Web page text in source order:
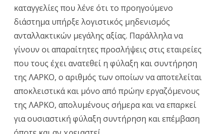
καταγγελίες που λένε ότι το προηγούμενο
διάστημα υπήρξε λογιστικός μηδενισμός
ανταλλακτικών μεγάλης αξίας. Παράλληλα να
γίνουν οι απαραίτητες προσλήψεις στις εταιρείες
που τους έχει ανατεθεί η φύλαξη και συντήρηση
της ΛΑΡΚΟ, ο αριθμός των οποίων να αποτελείται
αποκλειστικά και μόνο από πρώην εργαζόμενους
της ΛΑΡΚΟ, απολυμένους σήμερα και να επαρκεί
για ουσιαστική φύλαξη συντήρηση και επέμβαση